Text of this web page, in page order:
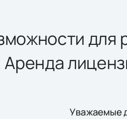
для
Аренда
Уважаемые